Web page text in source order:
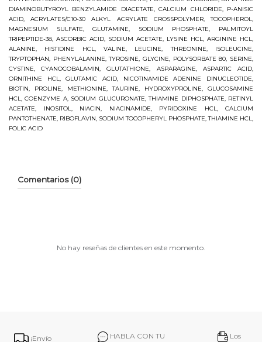
DIAMINOBUTYROYL BENZYLAMIDE DIACETATE, CALCIUM CHLORIDE, P-ANISIC
ACID, ACRYLATES/C10-30 ALKYL ACRYLATE CROSSPOLYMER, TOCOPHEROL,
MAGNESIUM SULFATE, GLUTAMINE, SODIUM PHOSPHATE, PALMITOYL
TRIPEPTIDE-38, ASCORBIC ACID, SODIUM ACETATE, LYSINE HCL, ARGININE HCL,
ALANINE, HISTIDINE HCL, VALINE, LEUCINE, THREONINE, ISOLEUCINE,
TRYPTOPHAN, PHENYLALANINE, TYROSINE, GLYCINE, POLYSORBATE 80, SERINE,
CYSTINE, CYANOCOBALAMIN, GLUTATHIONE, ASPARAGINE, ASPARTIC ACID,
ORNITHINE HCL, GLUTAMIC ACID, NICOTINAMIDE ADENINE DINUCLEOTIDE,
BIOTIN, PROLINE, METHIONINE, TAURINE, HYDROXYPROLINE, GLUCOSAMINE
HCL, COENZYME A, SODIUM GLUCURONATE, THIAMINE DIPHOSPHATE, RETINYL
ACETATE, INOSITOL, NIACIN, NIACINAMIDE, PYRIDOXINE HCL, CALCIUM
PANTOTHENATE, RIBOFLAVIN, SODIUM TOCOPHERYL PHOSPHATE, THIAMINE HCL,
FOLIC ACID
Comentarios (0)
No hay reseñas de clientes en este momento.
¡Envío HABLA CON TU Los